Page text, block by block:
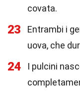
covata.
23
Entrambi i
uova, che
24
I pulcini